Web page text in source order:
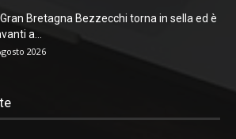
Bretagna Bezzecchi torna in sella ed è
a...
2026